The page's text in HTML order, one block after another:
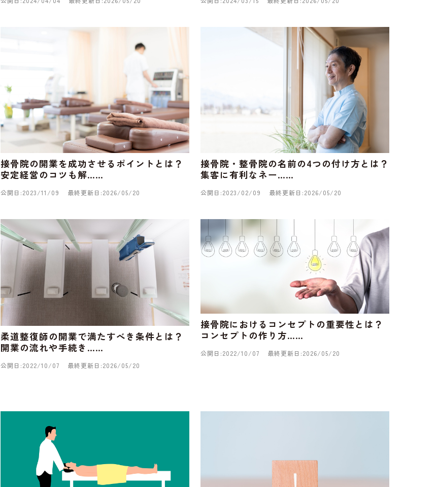
接骨院の開業を成功させるポイントとは？
安定経営のコツも解……
公開日:2023/11/09 最終更新日:2026/05/20
接骨院・整骨院の名前の4つの付け方とは？
集客に有利なネー……
公開日:2023/02/09 最終更新日:2026/05/20
柔道整復師の開業で満たすべき条件とは？
開業の流れや手続き……
公開日:2022/10/07 最終更新日:2026/05/20
接骨院におけるコンセプトの重要性とは？
コンセプトの作り方……
公開日:2022/10/07 最終更新日:2026/05/20